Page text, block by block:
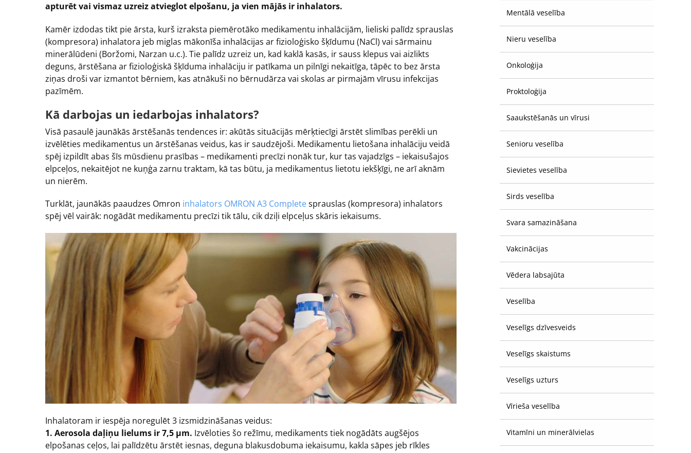
apturēt vai vismaz uzreiz atvieglot elpošanu, ja vien mājās ir inhalators.
Kamēr izdodas tikt pie ārsta, kurš izraksta piemērotāko medikamentu inhalācijām, lieliski palīdz sprauslas
(kompresora) inhalatora jeb miglas mākonīša inhalācijas ar fizioloģisko šķīdumu (NaCl) vai sārmainu
minerālūdeni (Boržomi, Narzan u.c.). Tie palīdz uzreiz un, kad kaklā kasās, ir sauss klepus vai aizlikts
deguns, ārstēšana ar fizioloģiskā šķīduma inhalāciju ir patīkama un pilnīgi nekaitīga, tāpēc to bez ārsta
ziņas droši var izmantot bērniem, kas atnākuši no bērnudārza vai skolas ar pirmajām vīrusu infekcijas
pazīmēm.
Kā darbojas un iedarbojas inhalators?
Visā pasaulē jaunākās ārstēšanās tendences ir: akūtās situācijās mērķtiecīgi ārstēt slimības perēkli un
izvēlēties medikamentus un ārstēšanas veidus, kas ir saudzējoši. Medikamentu lietošana inhalāciju veidā
spēj izpildīt abas šīs mūsdienu prasības – medikamenti precīzi nonāk tur, kur tas vajadzīgs – iekaisušajos
elpceļos, nekaitējot ne kuņģa zarnu traktam, kā tas būtu, ja medikamentus lietotu iekšķīgi, ne arī aknām
un nierēm.
Turklāt, jaunākās paaudzes Omron inhalators OMRON A3 Completesprauslas (kompresora) inhalators
spēj vēl vairāk: nogādāt medikamentu precīzi tik tālu, cik dziļi elpceļus skāris iekaisums.
Inhalatoram ir iespēja noregulēt 3 izsmidzināšanas veidus:
1. Aerosola daļiņu lielums ir 7,5 µm. Izvēloties šo režīmu, medikaments tiek nogādāts augšējos
elpošanas ceļos, lai palīdzētu ārstēt iesnas, deguna blakusdobuma iekaisumu, kakla sāpes jeb rīkles
Mentālā veselība
Nieru veselība
Onkoloģija
Proktoloģija
Saaukstēšanās un vīrusi
Senioru veselība
Sievietes veselība
Sirds veselība
Svara samazināšana
Vakcinācijas
Vēdera labsajūta
Veselība
Veselīgs dzīvesveids
Veselīgs skaistums
Veselīgs uzturs
Vīrieša veselība
Vitamīni un minerālvielas